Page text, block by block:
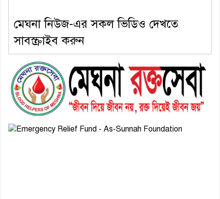
মেঘনা নিউজ-এর সকল ভিডিও দেখতে
সাবস্ক্রাইব করুন